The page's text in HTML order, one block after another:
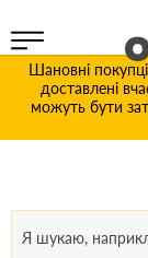
Шановні
доставлені
можуть бути